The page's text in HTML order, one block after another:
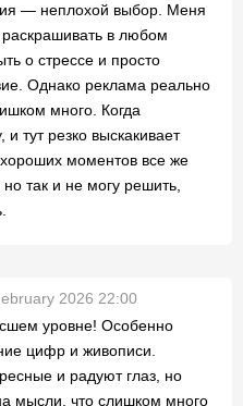
— неплохой выбор. Меня
в любом
о стрессе и просто
Однако реклама реально
много. Когда
и тут резко выскакивает
моментов все же
так и не могу решить,
2026 22:00
уровне! Особенно
цифр и живописи.
и радуют глаз, но
мысли, что слишком много